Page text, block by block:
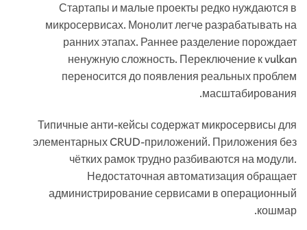
Стартапы и малые проекты редко нуждаются в
микросервисах. Монолит легче разрабатывать на
ранних этапах. Раннее разделение порождает
ненужную сложность. Переключение к vulkan
переносится до появления реальных проблем
масштабирования.
Типичные анти-кейсы содержат микросервисы для
элементарных CRUD-приложений. Приложения без
чётких рамок трудно разбиваются на модули.
Недостаточная автоматизация обращает
администрирование сервисами в операционный
кошмар.